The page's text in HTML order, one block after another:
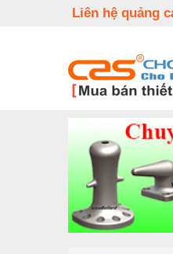
Liên hệ quảng